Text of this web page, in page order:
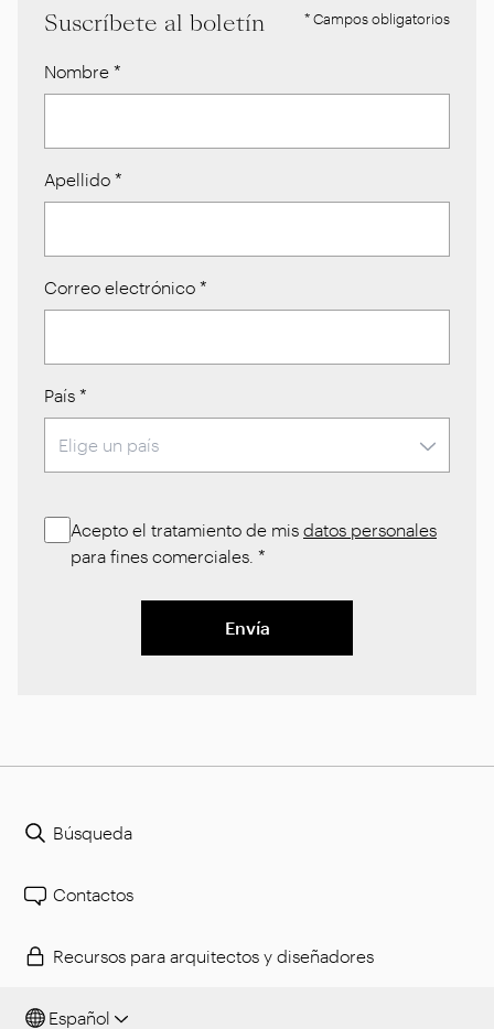
Suscríbete al boletín * Campos obligatorios
Nombre *
Apellido *
Correo electrónico *
País *
Acepto el tratamiento de mis datos personales
para fines comerciales. *
Envía
Búsqueda
Contactos
Recursos para arquitectos y diseñadores
Español